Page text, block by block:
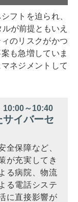
フトを迫られ、
が前提ともいえ
のリスクがかつ
も急増していま
ネジメントして
～10:40
イバーセ
全保障など、
が充実してき
る病院、物流
る電話システ
に直接影響が